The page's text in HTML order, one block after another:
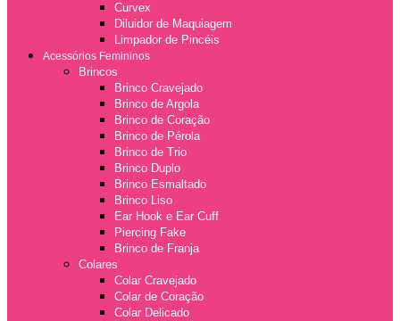
Curvex
Diluidor de Maquiagem
Limpador de Pincéis
Acessórios Femininos
Brincos
Brinco Cravejado
Brinco de Argola
Brinco de Coração
Brinco de Pérola
Brinco de Trio
Brinco Duplo
Brinco Esmaltado
Brinco Liso
Ear Hook e Ear Cuff
Piercing Fake
Brinco de Franja
Colares
Colar Cravejado
Colar de Coração
Colar Delicado